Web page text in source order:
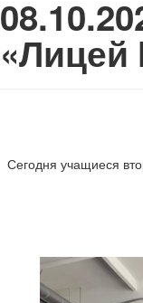
Сегодня учащиеся